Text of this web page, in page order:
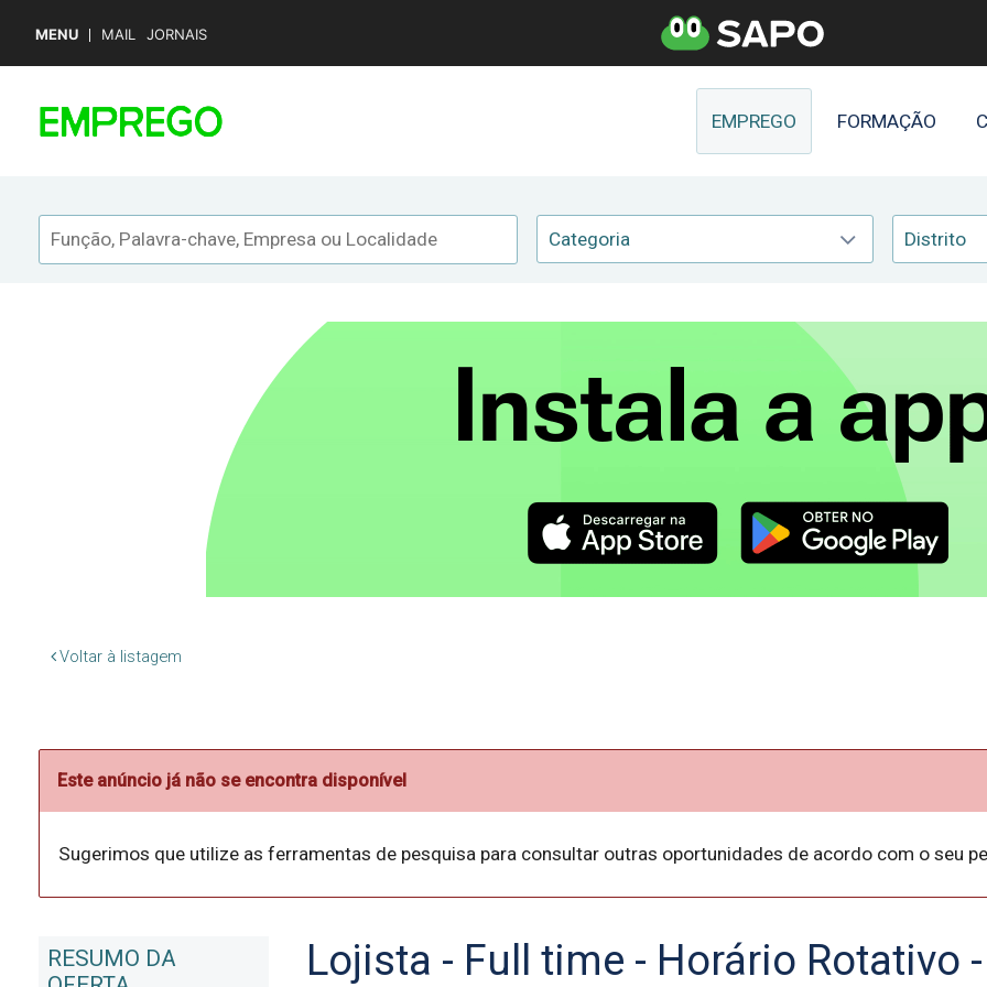
MENU MAIL JORNAIS
EMPREGO FORMAÇÃO
Categoria Distrito
Voltar à listagem
Este anúncio já não se encontra disponível
Sugerimos que utilize as ferramentas de pesquisa para consultar outras oportunidades de acordo com o seu
RESUMO DA
Lojista - Full time - Horário Rotativo -